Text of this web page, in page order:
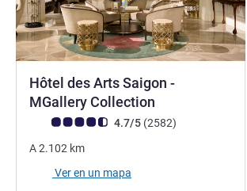
Hôtel des Arts Saigon -
MGallery Collection
Nota de clientes de Avis (Clasificación de
4.7/5 (2582opiniones
)
A2.102 km
Ver en un mapa